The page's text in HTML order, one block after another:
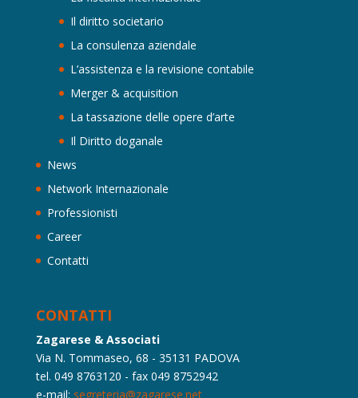
Il diritto societario
La consulenza aziendale
L’assistenza e la revisione contabile
Merger & acquisition
La tassazione delle opere d’arte
Il Diritto doganale
News
Network Internazionale
Professionisti
Career
Contatti
CONTATTI
Zagarese & Associati
Via N. Tommaseo, 68 - 35131 PADOVA
tel. 049 8763120 - fax 049 8752942
e-mail: segreteria@zagarese.net